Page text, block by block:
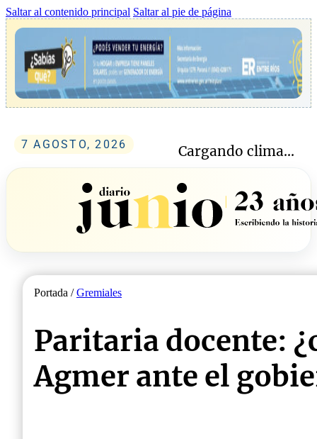
Saltar al contenido principal Saltar al pie de página
7 AGOSTO, 2026 Cargando clima...
Portada /Gremiales
Paritaria docente:
Agmer ante el